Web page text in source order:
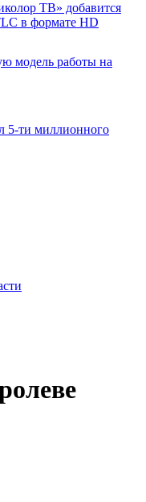
ТВ» добавится
в формате HD
модель работы на
5-ти миллионного